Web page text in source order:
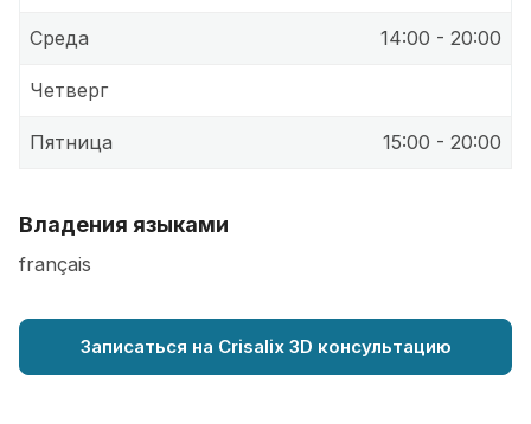
Среда 14:00 - 20:00
Четверг
Пятница 15:00 - 20:00
Владения языками
français
Записаться на Crisalix 3D консультацию